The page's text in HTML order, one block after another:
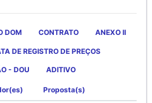
DOM CONTRATO ANEXO II
DE REGISTRO DE PREÇOS
- DOU ADITIVO
Proposta(s)